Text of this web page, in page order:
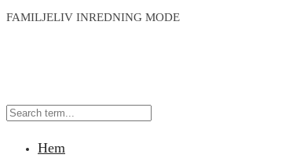
FAMILJELIV INREDNING MODE
Hem